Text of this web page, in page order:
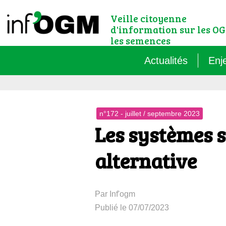
Veille citoyenne
d'information sur les
les semences
Actualités
Le
n°172 - juillet / septembre 2023
Les systèmes
alternative
Par Inf'ogm
Publié le 07/07/2023